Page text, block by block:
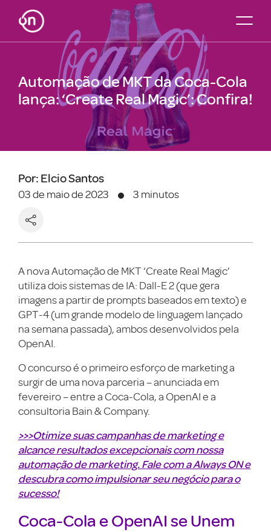
Automação de MKT da Coca-Cola
lança: ‘Create Real Magic’: Confira!
Por: Elcio Santos
03 de maio de 2023 3 minutos
A nova Automação de MKT ‘Create Real Magic’
utiliza dois sistemas de IA: Dall-E 2 (que gera
imagens a partir de prompts baseados em texto) e
GPT-4 (um grande modelo de linguagem lançado
na semana passada), ambos desenvolvidos pela
OpenAI.
O concurso é o primeiro esforço de marketing a
surgir de uma nova parceria – anunciada em
fevereiro – entre a Coca-Cola, a OpenAI e a
consultoria Bain & Company.
>>>Otimize suas campanhas de marketing e
alcance resultados excepcionais com nossa
automação de marketing. Fale com a Always ON e
descubra como impulsionar seu negócio para o
sucesso!
Coca-Cola e OpenAI se Unem